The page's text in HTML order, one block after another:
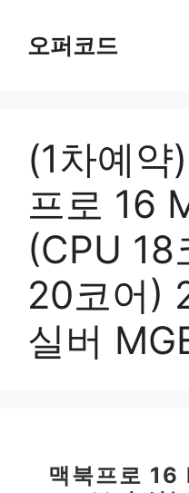
오퍼코드
(1차예약
프로 16
(CPU 18
20코어)
실버
맥북프로 16